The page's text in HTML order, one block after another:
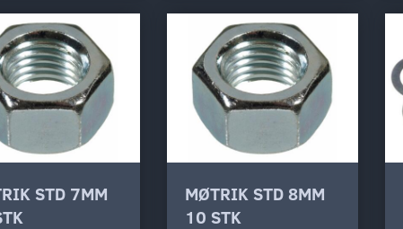
STD 7MM
MØTRIK STD 8MM
10 STK